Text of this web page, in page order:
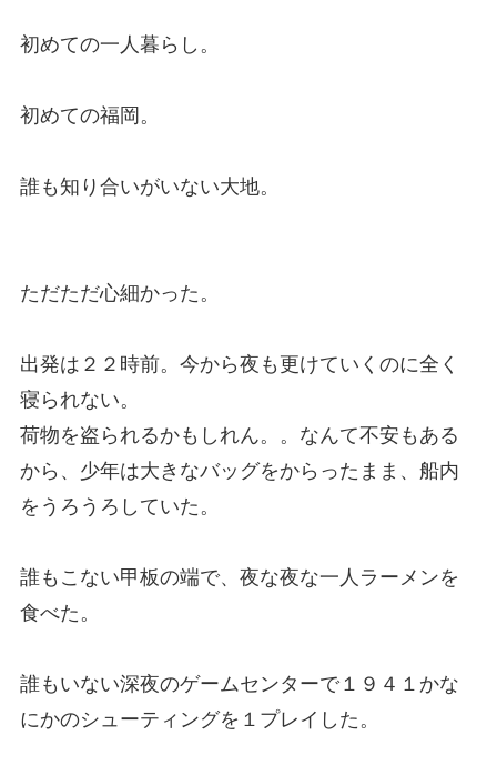
初めての一人暮らし。
初めての福岡。
誰も知り合いがいない大地。
ただただ心細かった。
出発は２２時前。今から夜も更けていくのに全く
寝られない。
荷物を盗られるかもしれん。。なんて不安もある
から、少年は大きなバッグをからったまま、船内
をうろうろしていた。
誰もこない甲板の端で、夜な夜な一人ラーメンを
食べた。
誰もいない深夜のゲームセンターで１９４１かな
にかのシューティングを１プレイした。